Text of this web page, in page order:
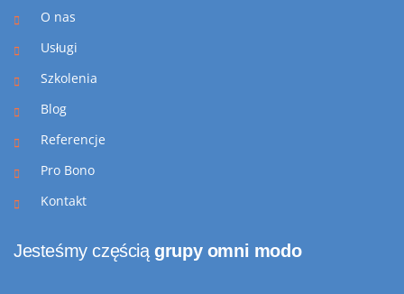
O nas
Usługi
Szkolenia
Blog
Referencje
Pro Bono
Kontakt
Jesteśmy częściągrupy omni modo